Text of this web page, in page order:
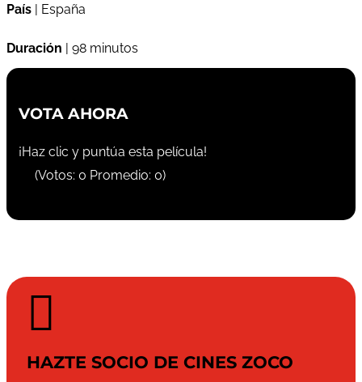
País | España
Duración | 98 minutos
VOTA AHORA
¡Haz clic y puntúa esta película!
(Votos: 0 Promedio: 0)

HAZTE SOCIO DE CINES ZOCO